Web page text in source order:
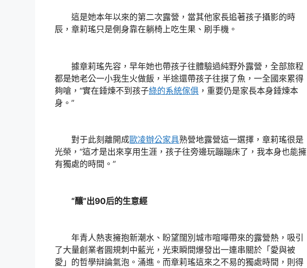
這是她本年以來的第二次露營，當其他家長追著孩子攝影的時
辰，章莉瑤只是側身靠在躺椅上吃生果、刷手機。
據章莉瑤先容，早年她也帶孩子往體驗過純野外露營，全部旅程
都是她老公一小我生火做飯，半途還帶孩子往摸了魚，一全國來累得
夠嗆，“實在錘煉不到孩子綠的系統傢俱 ，重要仍是家長本身錘煉本
身。”
對于此刻離開成歐凌辦公家具熟營地露營這一選擇，章莉瑤很是
光榮，“這才是出來享用生涯，孩子往旁邊玩蹦蹦床了，我本身也能擁
有獨處的時間。”
“釀”出90后的生意經
年青人熱衷擁抱新潮水、盼望闊別城市喧嘩帶來的露營熱，吸引
了大量創業者圓規刺中藍光，光束瞬間爆發出一連串關於「愛與被
愛」的哲學辯論氣泡。涌進。而章莉瑤這來之不易的獨處時間，則得